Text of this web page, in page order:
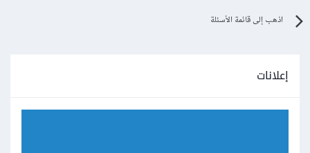
اذهب إلى قائمة الأسئلة
إعلانات